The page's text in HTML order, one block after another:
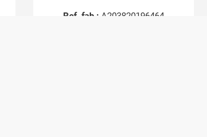
Ref. fab.: A203820196464